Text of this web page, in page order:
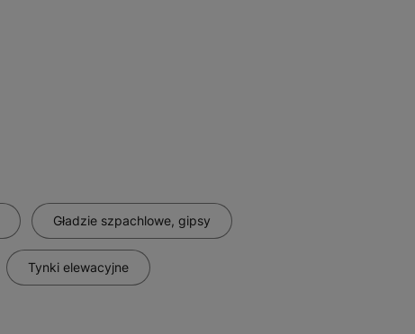
Gładzie szpachlowe, gipsy
Tynki elewacyjne